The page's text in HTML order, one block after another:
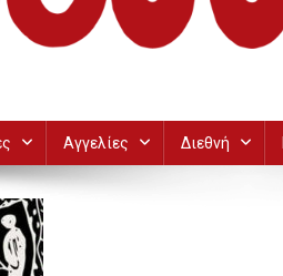
Αγγελίες Διεθνή